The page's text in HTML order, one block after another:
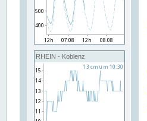
RHEIN - Koblenz